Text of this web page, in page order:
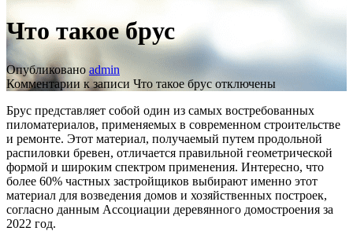
Что такое брус
Опубликовано admin
Комментариик записи Что такое брусотключены
Брус представляет собой один из самых востребованных
пиломатериалов, применяемых в современном строительстве
и ремонте. Этот материал, получаемый путем продольной
распиловки бревен, отличается правильной геометрической
формой и широким спектром применения. Интересно, что
более 60% частных застройщиков выбирают именно этот
материал для возведения домов и хозяйственных построек,
согласно данным Ассоциации деревянного домостроения за
2022 год.